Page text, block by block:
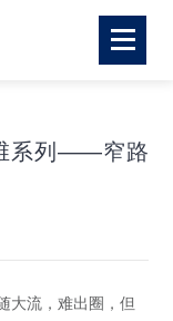
系列——窄路
大流，难出圈，但